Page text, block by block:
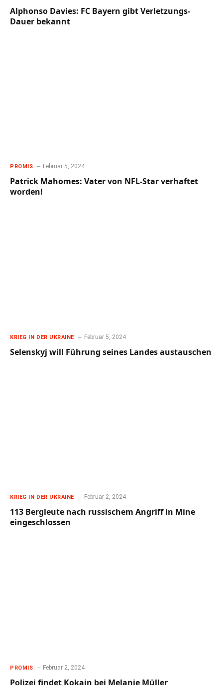
Alphonso Davies: FC Bayern gibt Verletzungs-
Dauer bekannt
PROMIS Februar 5, 2024
Patrick Mahomes: Vater von NFL-Star verhaftet
worden!
KRIEG IN DER UKRAINE Februar 5, 2024
Selenskyj will Führung seines Landes austauschen
KRIEG IN DER UKRAINE Februar 2, 2024
113 Bergleute nach russischem Angriff in Mine
eingeschlossen
PROMIS Februar 2, 2024
Polizei findet Kokain bei Melanie Müller